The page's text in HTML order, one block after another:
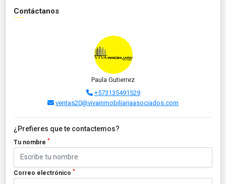
Contáctanos
Paula Gutierrez
+573135491529
ventas20@vivainmobiliariaasociados.com
¿Prefieres que te contactemos?
Tu nombre *
Correo electrónico *